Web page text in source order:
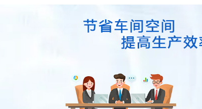
行业资讯
常见问题
公司新闻